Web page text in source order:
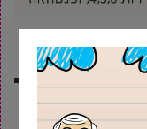
פארקים
טיולים